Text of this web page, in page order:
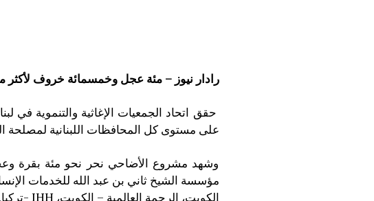
رادار نيوز – مئة عجل وخمسمائة خروف لأكثر
حقق اتحاد الجمعيات الإغاثية والتنموية في
على مستوى كل المحافظات اللبنانية لمصلحة
وشهد مشروع الأضاحي نحر نحو مئة بقرة
مؤسسة الشيخ ثاني بن عبد الله للخدمات
الكويت، الرحمة العالمية – الكويت، IHH -تركيا.